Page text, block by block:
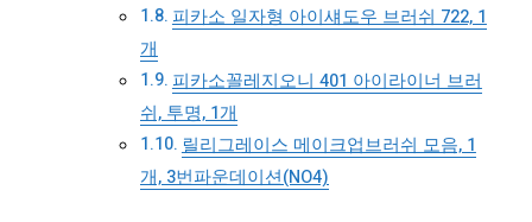
피카소 일자형 아이섀도우 브러쉬 722, 1
개
피카소꼴레지오니 401 아이라이너 브러
쉬, 투명, 1개
릴리그레이스 메이크업브러쉬 모음, 1
개, 3번파운데이션(NO4)